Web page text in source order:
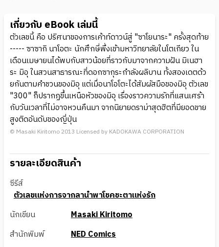
เกี่ยวกับ eBook เล่มนี้
ตัวเลขนี้ คือ ปริศนาของการเค้าท์ดาวน์สู่ "ซาโยนาระ" ครั้งสุดท้าย
----- ซาซากิ นาโอตะ นักศึกษี่พึ่งเข้ามหาวิทยาลัยในโตเกียว ใน
เดือนเมษายนได้พบกับสาวน้อยที่ราวกับมาจากความฝัน มิเนฮา
ระ มิอุ ในสวนสาธารณะที่ดอกซากุระกำลังผลิบาน ทั้งสองเดตด้ว
ยกันตามคำชวนของมิอุ แต่เมื่อนาโอโตะได้สัมผัสมือของมิอุ ตัวเลข
"300" ก็ปรากฏขึ้นเหนือหัวของมิอุ เรื่องราวความรักที่แสนเศร้า
กับวันเวลาที่ไม่อาจหวนคืนมา จากนิยายดราม่าสุดฮิตที่มียอดขาย
สูงติดอันดับของญี่ปุ่น
© Masaki Kiritomo 2013 Licensed by KADOKAWA CORPORATION
รายละเอียดสินค้า
ซีรีส์
ตัวเลขแห่งการจากลานำพาโชคชะตาแห่งรัก
นักเขียน
Masaki Kiritomo
สำนักพิมพ์
NED Comics